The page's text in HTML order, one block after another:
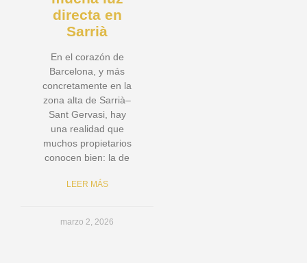
directa en
Sarrià
En el corazón de
Barcelona, y más
concretamente en la
zona alta de Sarrià–
Sant Gervasi, hay
una realidad que
muchos propietarios
conocen bien: la de
LEER MÁS
marzo 2, 2026